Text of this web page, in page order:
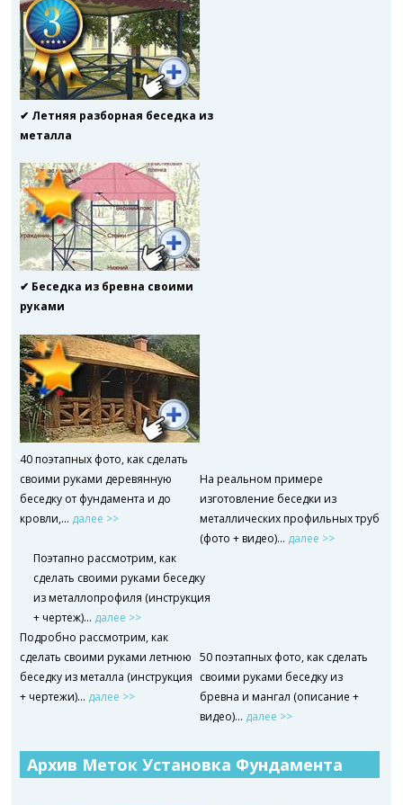
✔ Летняя разборная беседка из
металла
✔ Беседка из бревна своими
руками
40 поэтапных фото, как сделать
своими руками деревянную
беседку от фундамента и до
кровли,... далее >>
На реальном примере
изготовление беседки из
металлических профильных труб
(фото + видео)… далее >>
Поэтапно рассмотрим, как
сделать своими руками беседку
из металлопрофиля (инструкция
+ чертеж)… далее >>
Подробно рассмотрим, как
сделать своими руками летнюю
беседку из металла (инструкция
+ чертежи)… далее >>
50 поэтапных фото, как сделать
своими руками беседку из
бревна и мангал (описание +
видео)… далее >>
Архив Меток Установка Фундамента